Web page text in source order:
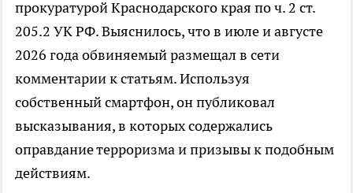
прокуратурой Краснодарского края по ч. 2 ст.
205.2 УК РФ. Выяснилось, что в июле и августе
2026 года обвиняемый размещал в сети
комментарии к статьям. Используя
собственный смартфон, он публиковал
высказывания, в которых содержались
оправдание терроризма и призывы к подобным
действиям.